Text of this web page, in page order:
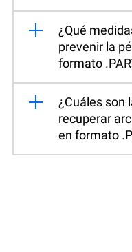
¿Qué
prevenir la
formato
¿Cuáles son
recuperar
en formato